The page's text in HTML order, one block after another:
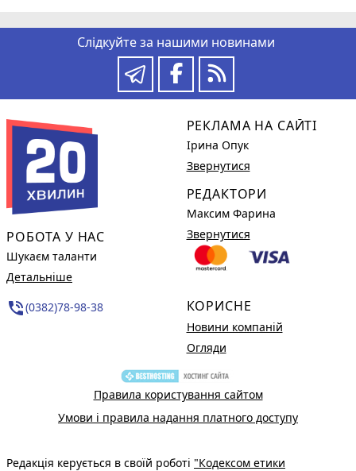
Слідкуйте за нашими новинами
РОБОТА У НАС
Шукаєм таланти
Детальніше
phone_in_talk(0382)78-98-38
РЕКЛАМА НА САЙТІ
Ірина Опук
Звернутися
РЕДАКТОРИ
Максим Фарина
Звернутися
КОРИСНЕ
Новини компаній
Огляди
Правила користування сайтом
Умови і правила надання платного доступу
Редакція керується в своїй роботі "Кодексом етики